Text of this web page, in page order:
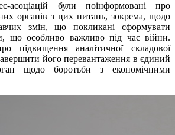
асоціацій були поінформовані про
органів з цих питань, зокрема, щодо
змін, що покликані сформувати
що особливо важливо під час війни.
підвищення аналітичної складової
його перевантаження в єдиний
щодо боротьби з економічними